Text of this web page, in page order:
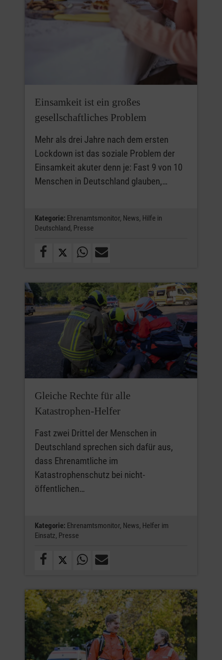
Einsamkeit ist ein großes
gesellschaftliches Problem
Mehr als drei Jahre nach dem ersten
Lockdown ist das soziale Problem der
Einsamkeit akuter denn je: Fast 9 von 10
Menschen in Deutschland glauben,…
Kategorie: Ehrenamtsmonitor, News, Hilfe in
Deutschland, Presse
Gleiche Rechte für alle
Katastrophen-Helfer
Fast zwei Drittel der Menschen in
Deutschland sprechen sich dafür aus,
dass Ehrenamtliche im
Katastrophenschutz bei nicht-
öffentlichen…
Kategorie: Ehrenamtsmonitor, News, Helfer im
Einsatz, Presse